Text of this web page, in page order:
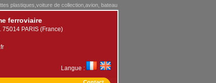
plastiques,voiture de collection,avion, bateau
ferroviaire
PARIS (France)
Langue :